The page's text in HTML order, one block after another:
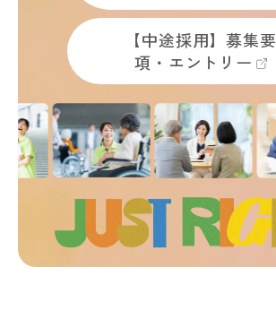
【中途採用】募集要
項・エントリー